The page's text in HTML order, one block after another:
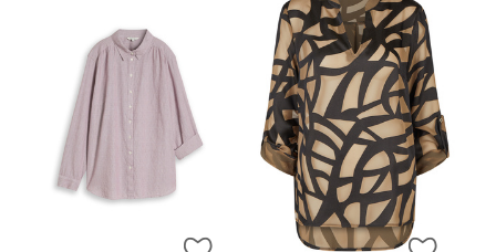
ZUR WUNSCHLISTE HINZUFÜGEN
ZUR